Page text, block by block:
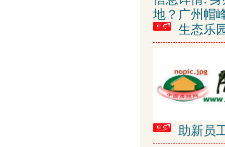
地？广州帽
生态乐
助新员